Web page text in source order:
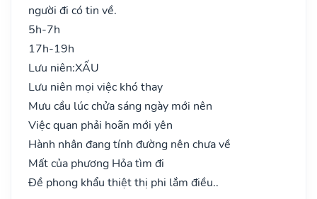
người đi có tin về.
5h-7h
17h-19h
Lưu niên:XẤU
Lưu niên mọi việc khó thay
Mưu cầu lúc chửa sáng ngày mới nên
Việc quan phải hoãn mới yên
Hành nhân đang tính đường nên chưa về
Mất của phương Hỏa tìm đi
Đề phong khẩu thiệt thị phi lắm điều..